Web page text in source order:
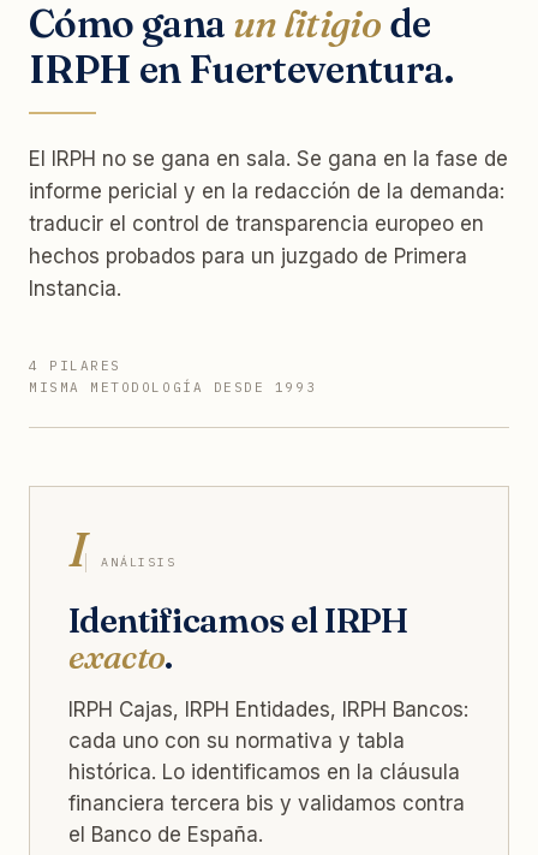
Cómo gana un litigio de
IRPH en Fuerteventura.
El IRPH no se gana en sala. Se gana en la fase de
informe pericial y en la redacción de la demanda:
traducir el control de transparencia europeo en
hechos probados para un juzgado de Primera
Instancia.
4 PILARES
MISMA METODOLOGÍA DESDE 1993
I ANÁLISIS
Identificamos el IRPH
exacto.
IRPH Cajas, IRPH Entidades, IRPH Bancos:
cada uno con su normativa y tabla
histórica. Lo identificamos en la cláusula
financiera tercera bis y validamos contra
el Banco de España.